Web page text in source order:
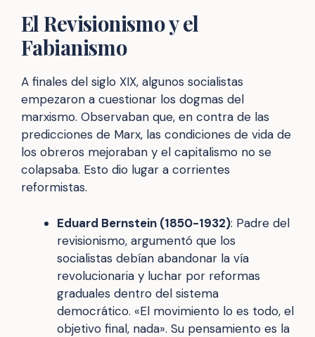
El Revisionismo y el
Fabianismo
A finales del siglo XIX, algunos socialistas
empezaron a cuestionar los dogmas del
marxismo. Observaban que, en contra de las
predicciones de Marx, las condiciones de vida de
los obreros mejoraban y el capitalismo no se
colapsaba. Esto dio lugar a corrientes
reformistas.
Eduard Bernstein (1850-1932): Padre del
revisionismo, argumentó que los
socialistas debían abandonar la vía
revolucionaria y luchar por reformas
graduales dentro del sistema
democrático. «El movimiento lo es todo, el
objetivo final, nada». Su pensamiento es la